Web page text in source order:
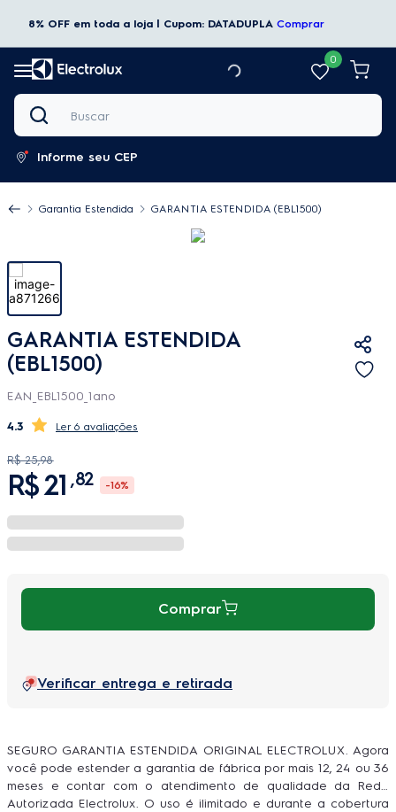
8% OFF em toda a loja | Cupom: DATADUPLA Comprar
0
Buscar
Informe seu CEP
Garantia Estendida GARANTIA ESTENDIDA (EBL1500)
GARANTIA ESTENDIDA
(EBL1500)
EAN_EBL1500_1ano
4.3 6 avaliações
R$ 25,98
R$21 ,82 -16%
Comprar
Verificar entrega e retirada
SEGURO GARANTIA ESTENDIDA ORIGINAL ELECTROLUX. Agora
você pode estender a garantia de fábrica por mais 12, 24 ou 36
meses e contar com o atendimento de qualidade da Rede
Autorizada Electrolux. O uso é ilimitado e durante a cobertura